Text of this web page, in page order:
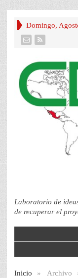
Domingo,
Laboratorio de
de recuperar el
Inicio » Archivo